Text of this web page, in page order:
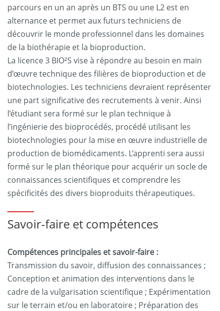
parcours en un an après un BTS ou une L2 est en
alternance et permet aux futurs techniciens de
découvrir le monde professionnel dans les domaines
de la biothérapie et la bioproduction.
La licence 3 BIO²S vise à répondre au besoin en main
d’œuvre technique des filières de bioproduction et de
biotechnologies. Les techniciens devraient représenter
une part significative des recrutements à venir. Ainsi
l’étudiant sera formé sur le plan technique à
l’ingénierie des bioprocédés, procédé utilisant les
biotechnologies pour la mise en œuvre industrielle de
production de biomédicaments. L’apprenti sera aussi
formé sur le plan théorique pour acquérir un socle de
connaissances scientifiques et comprendre les
spécificités des divers bioproduits thérapeutiques.
Savoir-faire et compétences
Compétences principales et savoir-faire :
Transmission du savoir, diffusion des connaissances ;
Conception et animation des interventions dans le
cadre de la vulgarisation scientifique ; Expérimentation
sur le terrain et/ou en laboratoire ; Préparation des